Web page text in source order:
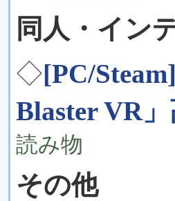
同人・イン
◇[PC/
Blaster VR
読み物
その他